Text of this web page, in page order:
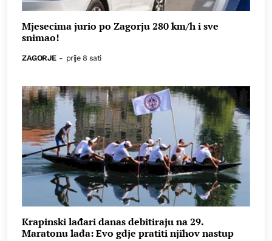
Mjesecima jurio po Zagorju 280 km/h i sve
snimao!
ZAGORJE - prije 8 sati
Krapinski lađari danas debitiraju na 29.
Maratonu lađa: Evo gdje pratiti njihov nastup